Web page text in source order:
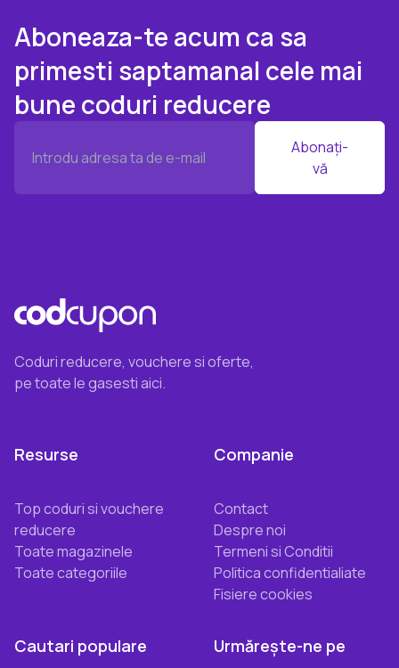
Aboneaza-te acum ca sa
primesti saptamanal cele mai
bune coduri reducere
Abonați-
vă
Coduri reducere, vouchere si oferte,
pe toate le gasesti aici.
Resurse
Top coduri si vouchere
reducere
Toate magazinele
Toate categoriile
Companie
Contact
Despre noi
Termeni si Conditii
Politica confidentialiate
Fisiere cookies
Cautari populare Urmărește-ne pe